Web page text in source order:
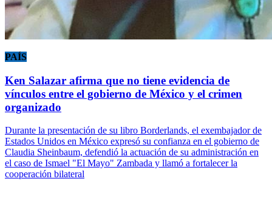
PAÍS
Ken Salazar afirma que no tiene evidencia de
vínculos entre el gobierno de México y el crimen
organizado
Durante la presentación de su libro Borderlands, el exembajador de
Estados Unidos en México expresó su confianza en el gobierno de
Claudia Sheinbaum, defendió la actuación de su administración en
el caso de Ismael "El Mayo" Zambada y llamó a fortalecer la
cooperación bilateral